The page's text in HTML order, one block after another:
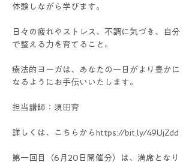
体験しながら学びます。
日々の疲れやストレス、不調に気づき、自分
で整える力を育てること。
療法的ヨーガは、あなたの一日がより豊かに
なるようにお手伝いいたします。
担当講師：須田育
詳しくは、こちらからhttps://bit.ly/49UjZdd
第一回目（6月20日開催分）は、満席となり